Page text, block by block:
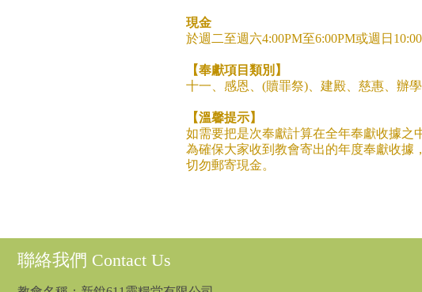
現金
於週二至週六4:00PM至6:00PM或週日
【奉獻項目類別】
十一、感恩、(贖罪祭)、建殿、慈惠、辦
【溫馨提示】
如需要把是次奉獻計算在全年奉獻收據之
為確保大家收到教會寄出的年度奉獻收據
切勿郵寄現金。
聯絡我們 Contact Us